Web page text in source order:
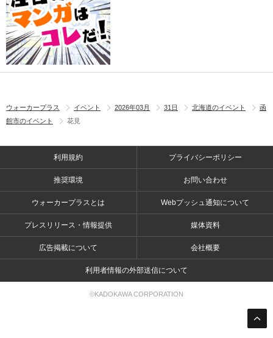
ウォーカープラス イベント 2026年03月 31日 北海道のイベント
函
館市のイベント
花見
利用規約 プライバシーポリシー
推奨環境 お問い合わせ
ウォーカープラスとは Webプッシュ通知について
プレスリリース・情報提供 媒体資料
広告掲載について 会社概要
利用者情報の外部送信について
©KADOKAWA CORPORATION